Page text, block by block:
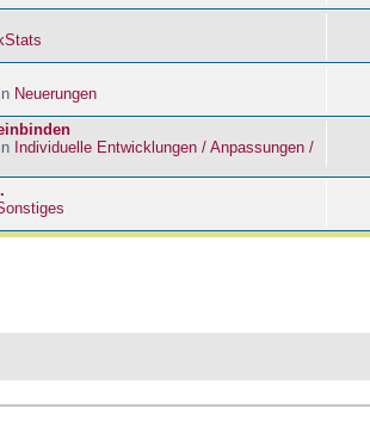
Neuerungen
Individuelle Entwicklungen / Anpassungen /